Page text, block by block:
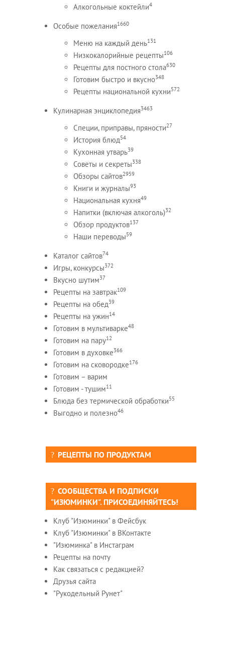
Алкогольные коктейли4
Особые пожелания1660
Меню на каждый день131
Низкокалорийные рецепты106
Рецепты для постного стола630
Готовим быстро и вкусно348
Рецепты национальной кухни572
Кулинарная энциклопедия3463
Специи, приправы, пряности27
История блюд54
Кухонная утварь39
Советы и секреты338
Обзоры сайтов2959
Книги и журналы93
Национальная кухня49
Напитки (включая алкоголь)32
Обзор продуктов137
Наши переводы59
Каталог сайтов74
Игры, конкурсы372
Вкусно шутим37
Рецепты на завтрак109
Рецепты на обед39
Рецепты на ужин14
Готовим в мультиварке48
Готовим на пару12
Готовим в духовке366
Готовим на сковородке176
Готовим – варим
Готовим - тушим11
Блюда без термической обработки55
Выгодно и полезно46
РЕЦЕПТЫ ПО ПРОДУКТАМ
СООБЩЕСТВА И ПОДПИСКИ
"ИЗЮМИНКИ". ПРИСОЕДИНЯЙТЕСЬ!
Клуб "Изюминки" в Фейсбук
Клуб "Изюминки" в ВКонтакте
"Изюминка" в Инстаграм
Рецепты на почту
Как связаться с редакцией?
Друзья сайта
"Рукодельный Рунет"